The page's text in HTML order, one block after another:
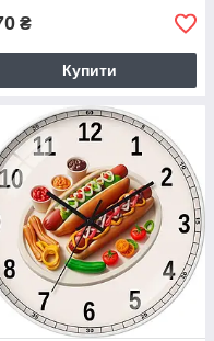
₴
Купити